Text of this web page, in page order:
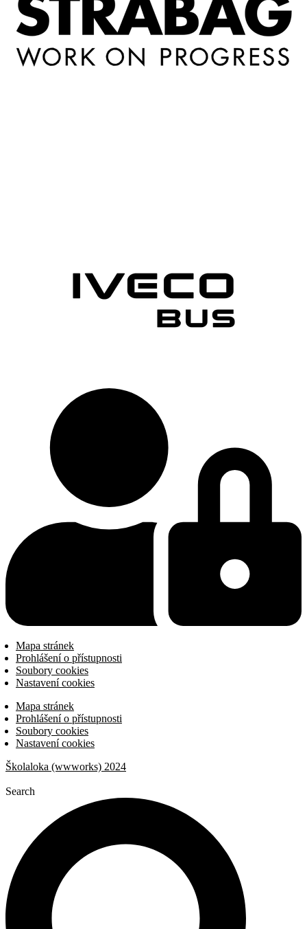
Mapa stránek
Prohlášení o přístupnosti
Soubory cookies
Nastavení cookies
Mapa stránek
Prohlášení o přístupnosti
Soubory cookies
Nastavení cookies
Školaloka (wwworks) 2024
Search